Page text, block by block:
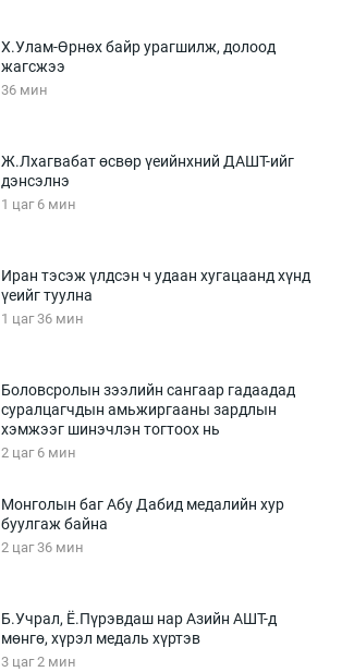
Х.Улам-Өрнөх байр урагшилж, долоод
жагсжээ
36 мин
Ж.Лхагвабат өсвөр үеийнхний ДАШТ-ийг
дэнсэлнэ
1 цаг 6 мин
Иран тэсэж үлдсэн ч удаан хугацаанд хүнд
үеийг туулна
1 цаг 36 мин
Боловсролын зээлийн сангаар гадаадад
суралцагчдын амьжиргааны зардлын
хэмжээг шинэчлэн тогтоох нь
2 цаг 6 мин
Монголын баг Абу Дабид медалийн хур
буулгаж байна
2 цаг 36 мин
Б.Учрал, Ё.Пүрэвдаш нар Азийн АШТ-д
мөнгө, хүрэл медаль хүртэв
3 цаг 2 мин